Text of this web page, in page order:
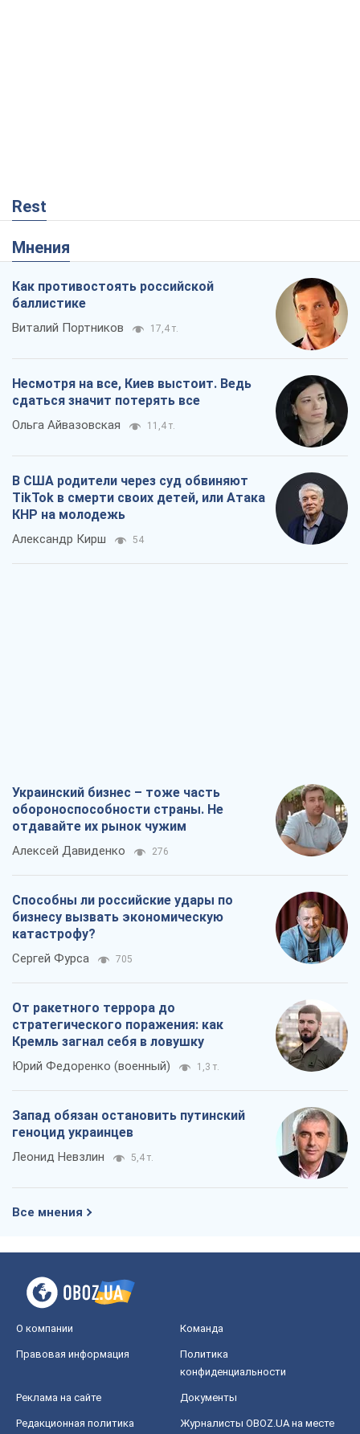
Rest
Мнения
Как противостоять российской
баллистике
Виталий Портников 17,4 т.
Несмотря на все, Киев выстоит. Ведь
сдаться значит потерять все
Ольга Айвазовская 11,4 т.
В США родители через суд обвиняют
TikTok в смерти своих детей, или Атака
КНР на молодежь
Александр Кирш 54
Украинский бизнес – тоже часть
обороноспособности страны. Не
отдавайте их рынок чужим
Алексей Давиденко 276
Способны ли российские удары по
бизнесу вызвать экономическую
катастрофу?
Сергей Фурса 705
От ракетного террора до
стратегического поражения: как
Кремль загнал себя в ловушку
Юрий Федоренко (военный) 1,3 т.
Запад обязан остановить путинский
геноцид украинцев
Леонид Невзлин 5,4 т.
Все мнения
О компании Команда
Правовая информация
Политика
конфиденциальности
Реклама на сайте Документы
Редакционная политика
Журналисты OBOZ.UA на месте